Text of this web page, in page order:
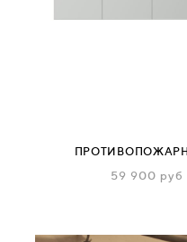
59 900 руб